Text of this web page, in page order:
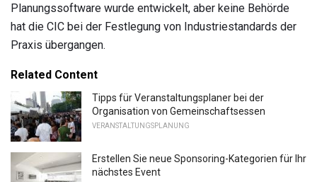
Planungssoftware wurde entwickelt, aber keine Behörde
hat die CIC bei der Festlegung von Industriestandards der
Praxis übergangen.
Related Content
Tipps für Veranstaltungsplaner bei der
Organisation von Gemeinschaftsessen
VERANSTALTUNGSPLANUNG
Erstellen Sie neue Sponsoring-Kategorien für Ihr
nächstes Event